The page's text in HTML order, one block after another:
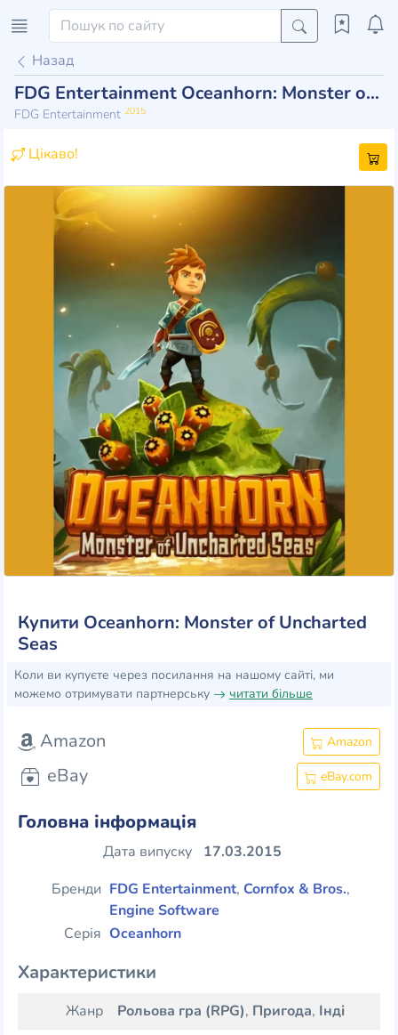
Назад
FDG Entertainment Oceanhorn: Monster of Uncharted Seas
FDG Entertainment 2015
Цікаво!
Купити Oceanhorn: Monster of Uncharted
Seas
Коли ви купуєте через посилання на нашому сайті, ми
можемо отримувати партнерську
читати більше
Amazon Amazon
eBay eBay.com
Головна інформація
Дата випуску
17.03.2015
Бренди FDG Entertainment, Cornfox & Bros.,
Engine Software
Серія Oceanhorn
Характеристики
Жанр Рольова гра (RPG), Пригода, Інді